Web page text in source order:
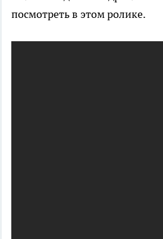
посмотреть в этом ролике.